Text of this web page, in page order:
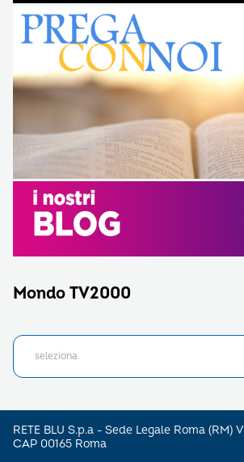
Mondo TV2000
RETE BLU S.p.a - Sede Legale Roma (RM)
CAP 00165 Roma